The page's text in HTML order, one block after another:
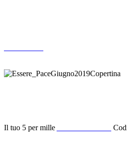
Il tuo 5 per mille